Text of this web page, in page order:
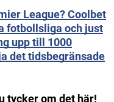
League? Coolbet
fotbollsliga och just
upp till 1000
det tidsbegränsade
tycker om det här!